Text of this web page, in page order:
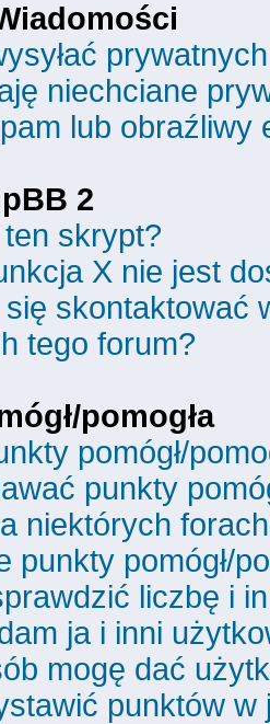
niechciane
lub
2
ten skrypt?
X nie jest
skontaktować
tego forum?
pomogła
pomógł/
punkty
niektórych
punkty pomógł/
liczbę i
ja i inni
mogę dać
punktów w